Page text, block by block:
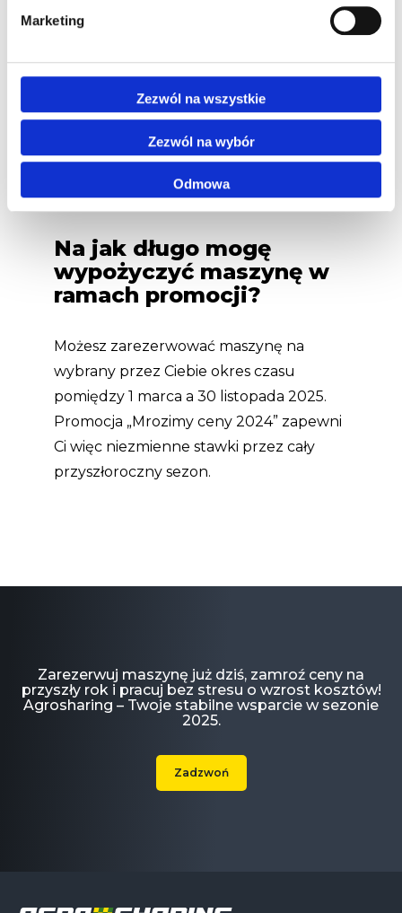
Marketing
Zezwól na wszystkie
Zezwól na wybór
Odmowa
zarezerwować maszynę na czas, kiedy
Na jak długo mogę
wypożyczyć maszynę w
ramach promocji?
Możesz zarezerwować maszynę na
wybrany przez Ciebie okres czasu
pomiędzy 1 marca a 30 listopada 2025.
Promocja „Mrozimy ceny 2024” zapewni
Ci więc niezmienne stawki przez cały
przyszłoroczny sezon.
Zarezerwuj maszynę już dziś, zamroź ceny na
przyszły rok i pracuj bez stresu o wzrost kosztów!
Agrosharing – Twoje stabilne wsparcie w sezonie
2025.
Zadzwoń